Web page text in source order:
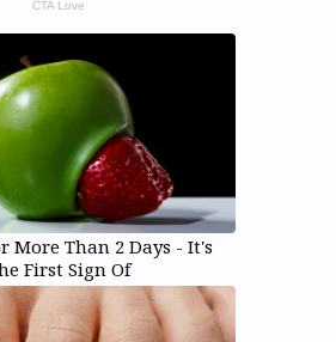
More Than 2 Days - It's
First Sign Of